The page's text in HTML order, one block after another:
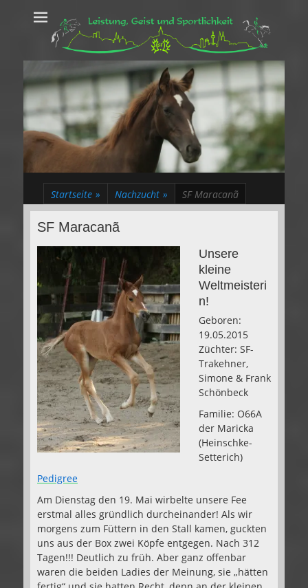
Leistung, Geist
und Sportlichkeit
Trakehner aus dem Herzen des Rheinlands
Startseite » Nachzucht » SF Maracanã
SF Maracanã
Unsere
kleine
Weltmeisteri
n!
Geboren:
19.05.2015
Züchter: SF-
Trakehner,
Simone & Frank
Schönbeck
Familie: O66A
der Maricka
(Heinschke-
Setterich)
Pedigree
Am Dienstag den 19. Mai wirbelte unsere Fee
erstmal alles gründlich durcheinander! Als wir
morgens zum Füttern in den Stall kamen, guckten
uns aus der Box zwei Köpfe entgegen. Nach 312
Tagen!!! Deutlich zu früh. Aber ganz offenbar
waren die beiden Ladies der Meinung, sie „hätten